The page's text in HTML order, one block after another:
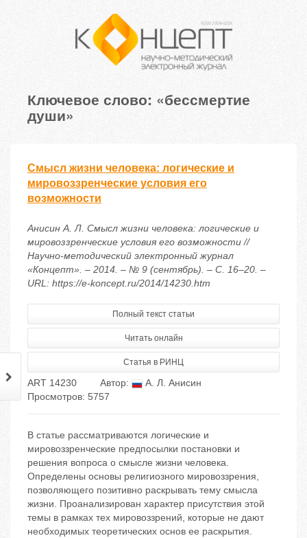
Ключевое слово: «бессмертие
души»
Смысл жизни человека: логические и
мировоззренческие условия его
возможности
Анисин А. Л. Смысл жизни человека: логические и
мировоззренческие условия его возможности //
Научно-методический электронный журнал
«Концепт». – 2014. – № 9 (сентябрь). – С. 16–20. –
URL: https://e-koncept.ru/2014/14230.htm
Полный текст статьи
Читать онлайн
Статья в РИНЦ
ART 14230 Автор:
А. Л. Анисин
Просмотров: 5757
В статье рассматриваются логические и
мировоззренческие предпосылки постановки и
решения вопроса о смысле жизни человека.
Определены основы религиозного мировоззрения,
позволяющего позитивно раскрывать тему смысла
жизни. Проанализирован характер присутствия этой
темы в рамках тех мировоззрений, которые не дают
необходимых теоретических основ ее раскрытия.